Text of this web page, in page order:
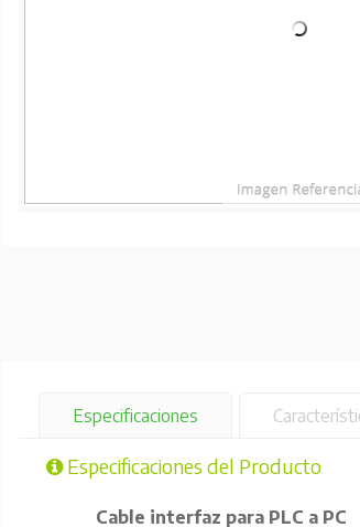
Especificaciones
Especificaciones del Producto
Cable interfaz para PLC a PC